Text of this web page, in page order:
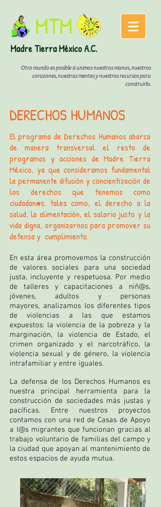
MTM
MadreTierra México A.C.
Otro mundo es posible si unimos nuestras manos, nuestros
corazones, nuestras mentes y nuestros recursos para
construirlo.
DERECHOS HUMANOS
El programa de Derechos Humanos abarca
de manera transversal el resto de
programas y acciones de Madre Tierra
México, ya que consideramos fundamental
la permanente difusión y concientización de
los derechos que tenemos como
ciudadan@s; tales como, el derecho a la
salud, la alimentación, el salario justo y la
vida digna, organizarnos para promover su
defensa y cumplimiento.
En esta área promovemos la construcción
de valores sociales para una sociedad
justa, incluyente y respetuosa. Por medio
de talleres y capacitaciones a niñ@s,
jóvenes, adultos y personas
mayores, analizamos los diferentes tipos
de violencias a las que estamos
expuestos: la violencia de la pobreza y la
marginación, la violencia de Estado, el
crimen organizado y el narcotráfico, la
violencia sexual y de género, la violencia
intrafamiliar y entre iguales.
La defensa de los Derechos Humanos es
nuestra principal herramienta para la
construcción de sociedades más justas y
pacíficas. Entre nuestros proyectos
contamos con una red de Casas de Apoyo
a l@s migrantes que funcionan gracias al
trabajo voluntario de familias del campo y
la ciudad que apoyan al mantenimiento de
estos espacios de ayuda mutua.